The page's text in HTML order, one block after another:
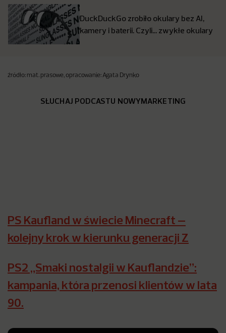
DuckDuckGo zrobiło okulary bez AI,
kamery i baterii. Czyli… zwykłe okulary
źródło: mat. prasowe, opracowanie: Agata Drynko
SŁUCHAJ PODCASTU NOWYMARKETING
PS Kaufland w świecie Minecraft –
kolejny krok w kierunku generacji Z
PS2 „Smaki nostalgii w Kauflandzie”:
kampania, która przenosi klientów w lata
90.